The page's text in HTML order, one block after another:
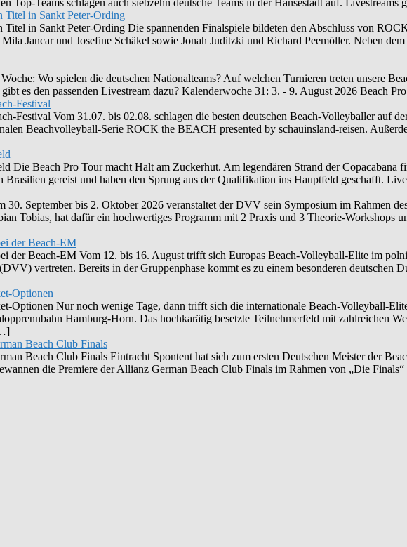
Top-Teams schlagen auch siebzehn deutsche Teams in der Hansestadt auf.
Titel in Sankt Peter-Ording
Titel in Sankt Peter-Ording Die spannenden Finalspiele bildeten den Abschluss von
Jancar und Josefine Schäkel sowie Jonah Juditzki und Richard Peemöller. Neben
Wo spielen die deutschen Nationalteams? Auf welchen Turnieren treten unsere
es den passenden Livestream dazu? Kalenderwoche 31: 3. - 9. August 2026 Beach
Festival
Vom 31.07. bis 02.08. schlagen die besten deutschen Beach-Volleyballer auf
Beachvolleyball-Serie ROCK the BEACH presented by schauinsland-reisen.
Beach Pro Tour macht Halt am Zuckerhut. Am legendären Strand der Copacabana
Brasilien gereist und haben den Sprung aus der Qualifikation ins Hauptfeld geschafft.
September bis 2. Oktober 2026 veranstaltet der DVV sein Symposium im Rahmen
Tobias, hat dafür ein hochwertiges Programm mit 2 Praxis und 3 Theorie-Workshops
der Beach-EM
der Beach-EM Vom 12. bis 16. August trifft sich Europas Beach-Volleyball-Elite im
vertreten. Bereits in der Gruppenphase kommt es zu einem besonderen deutschen
Optionen
Optionen Nur noch wenige Tage, dann trifft sich die internationale Beach-Volleyball-
Hamburg-Horn. Das hochkarätig besetzte Teilnehmerfeld mit zahlreichen
Beach Club Finals
Beach Club Finals Eintracht Spontent hat sich zum ersten Deutschen Meister der
die Premiere der Allianz German Beach Club Finals im Rahmen von „Die